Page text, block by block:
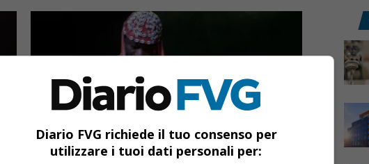
EVENTI & CULTURA 6 anni fa
Diario FVG richiede il tuo consenso per
utilizzare i tuoi dati personali per: